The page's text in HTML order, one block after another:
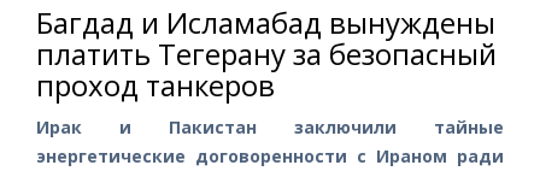
Багдад и Исламабад вынуждены
платить Тегерану за безопасный
проход танкеров
Ирак и Пакистан заключили тайные
энергетические договоренности с Ираном ради